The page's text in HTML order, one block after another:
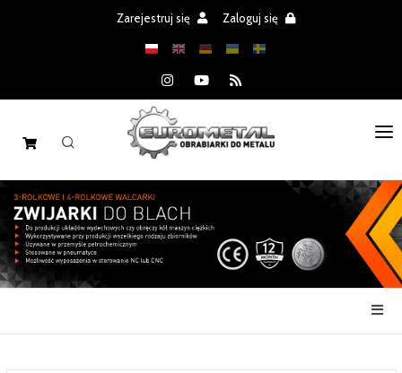
Zarejestruj się Zaloguj się
STRONA GŁÓWNA
MASZYNY
CZĘŚCI